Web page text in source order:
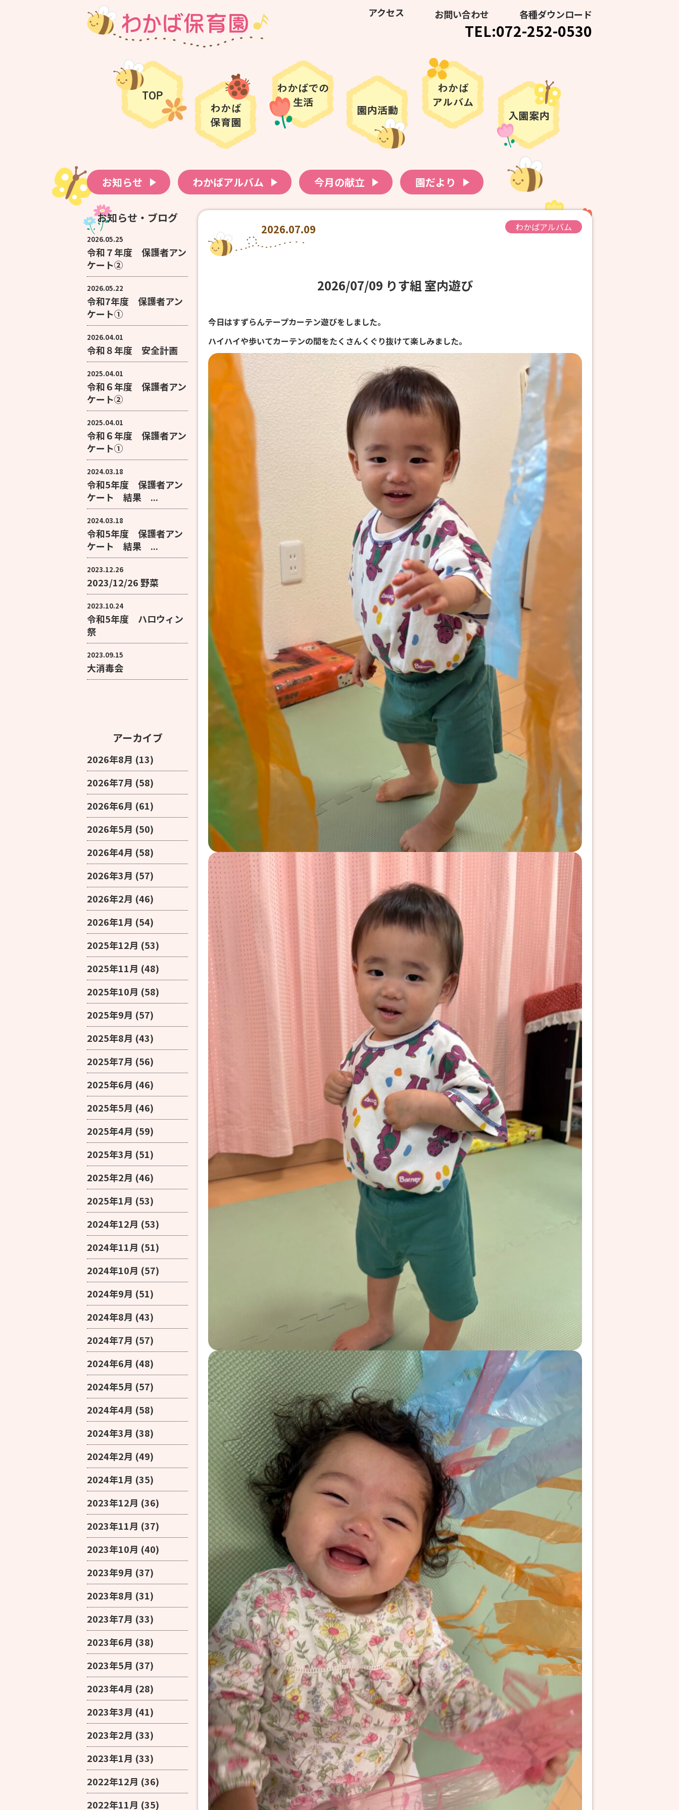
アクセス お問い合わせ 各種ダウンロード
TEL:072-252-0530
お知らせ わかばアルバム 今月の献立 園だより
お知らせ・ブログ
2026.05.25
令和７年度 保護者アン
ケート②
2026.05.22
令和7年度 保護者アン
ケート①
2026.04.01
令和８年度 安全計画
2025.04.01
令和６年度 保護者アン
ケート②
2025.04.01
令和６年度 保護者アン
ケート①
2024.03.18
令和5年度 保護者アン
ケート 結果 ...
2024.03.18
令和5年度 保護者アン
ケート 結果 ...
2023.12.26
2023/12/26 野菜
2023.10.24
令和5年度 ハロウィン
祭
2023.09.15
大消毒会
アーカイブ
2026年8月 (13)
2026年7月 (58)
2026年6月 (61)
2026年5月 (50)
2026年4月 (58)
2026年3月 (57)
2026年2月 (46)
2026年1月 (54)
2025年12月 (53)
2025年11月 (48)
2025年10月 (58)
2025年9月 (57)
2025年8月 (43)
2025年7月 (56)
2025年6月 (46)
2025年5月 (46)
2025年4月 (59)
2025年3月 (51)
2025年2月 (46)
2025年1月 (53)
2024年12月 (53)
2024年11月 (51)
2024年10月 (57)
2024年9月 (51)
2024年8月 (43)
2024年7月 (57)
2024年6月 (48)
2024年5月 (57)
2024年4月 (58)
2024年3月 (38)
2024年2月 (49)
2024年1月 (35)
2023年12月 (36)
2023年11月 (37)
2023年10月 (40)
2023年9月 (37)
2023年8月 (31)
2023年7月 (33)
2023年6月 (38)
2023年5月 (37)
2023年4月 (28)
2023年3月 (41)
2023年2月 (33)
2023年1月 (33)
2022年12月 (36)
2022年11月 (35)
2026.07.09 わかばアルバム
2026/07/09 りす組 室内遊び
今日はすずらんテープカーテン遊びをしました。
ハイハイや歩いてカーテンの間をたくさんくぐり抜けて楽しみました。